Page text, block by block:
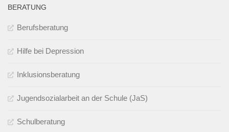
BERATUNG
Berufsberatung
Hilfe bei Depression
Inklusionsberatung
Jugendsozialarbeit an der Schule (JaS)
Schulberatung